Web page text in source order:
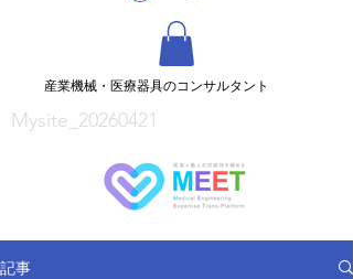
​産業機械・医療器具のコンサルタント
Mysite_20260421
記事